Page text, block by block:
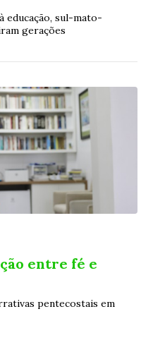
educação, sul-mato-
gerações
entre fé e
pentecostais em